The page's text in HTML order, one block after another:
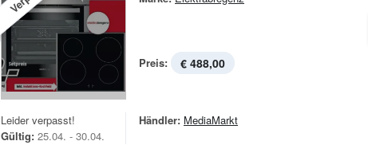
Preis: € 488,00
Leider verpasst!
Gültig: 25.04. - 30.04.
Händler: MediaMarkt